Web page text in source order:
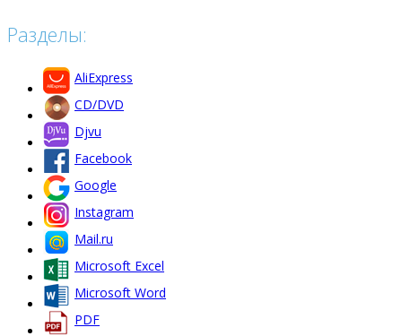
Разделы:
AliExpress
CD/DVD
Djvu
Facebook
Google
Instagram
Mail.ru
Microsoft Excel
Microsoft Word
PDF